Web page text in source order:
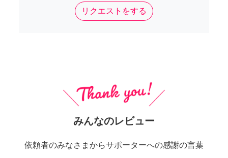
リクエストをする
みんなのレビュー
依頼者のみなさまからサポーターへの感謝の言葉